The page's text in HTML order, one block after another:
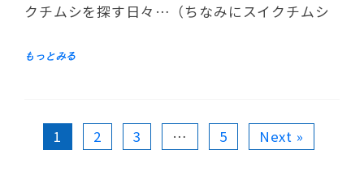
クチムシを探す日々…（ちなみにスイクチムシ
1 2 3 … 5 Next »